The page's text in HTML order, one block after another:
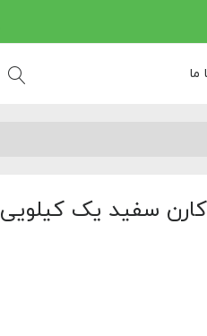
ما
سفید یک کیلویی